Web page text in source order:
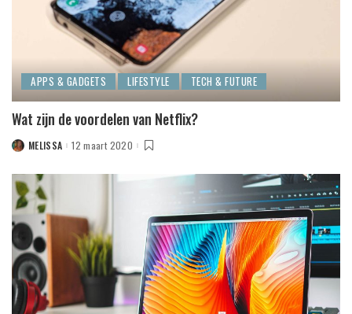
APPS & GADGETS LIFESTYLE TECH & FUTURE
Wat zijn de voordelen van Netflix?
POSTEDMELISSA 12 maart 2020